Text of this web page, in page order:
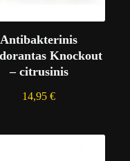
Antibakterinis
Knockout
– citrusinis
14,95€